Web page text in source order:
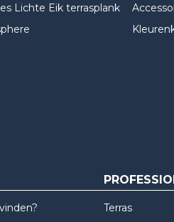
Lichte Eik terrasplank
Terras